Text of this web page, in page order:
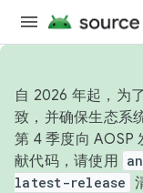
自 2026 年起，为
致，并确保生态系
第 4 季度向 AOSP
献代码，请使用
latest-release